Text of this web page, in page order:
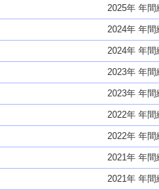
2025年 年
2024年 年
2024年 年
2023年 年
2023年 年
2022年 年
2022年 年
2021年 年
2021年 年